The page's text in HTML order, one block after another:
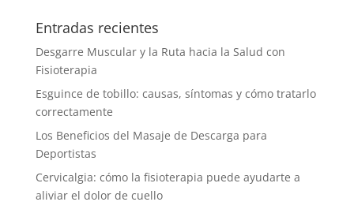
Entradas recientes
Desgarre Muscular y la Ruta hacia la Salud con
Fisioterapia
Esguince de tobillo: causas, síntomas y cómo tratarlo
correctamente
Los Beneficios del Masaje de Descarga para
Deportistas
Cervicalgia: cómo la fisioterapia puede ayudarte a
aliviar el dolor de cuello